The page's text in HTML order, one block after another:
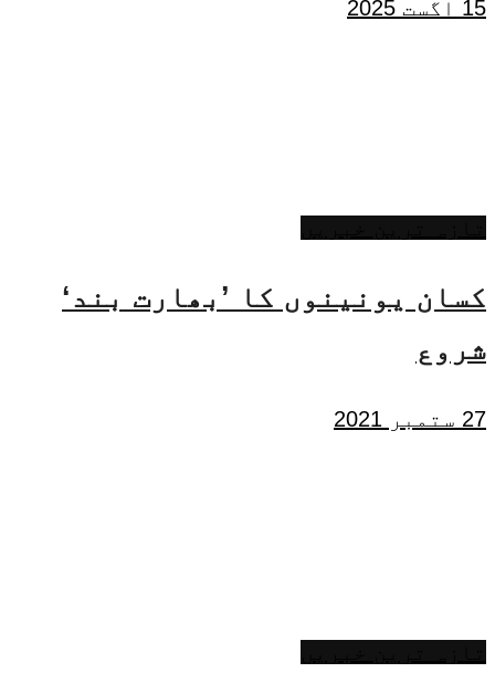
15 اگست 2025
کسان یونینوں کا ’بھارت بند‘
شروع
27 ستمبر 2021